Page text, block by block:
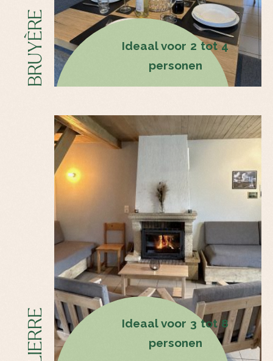
Gezamenlijke ruimte voor
groepen
Activiteiten
Contact
BRUYÈRE
Ideaal voor 2 tot 4
personen
LIERRE
Ideaal voor 3 tot 8
personen